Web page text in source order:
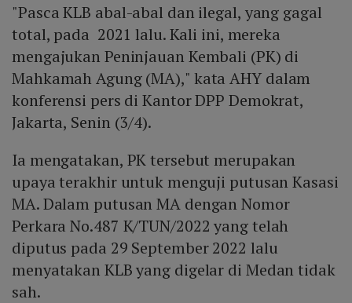
"Pasca KLB abal-abal dan ilegal, yang gagal
total, pada 2021 lalu. Kali ini, mereka
mengajukan Peninjauan Kembali (PK) di
Mahkamah Agung (MA)," kata AHY dalam
konferensi pers di Kantor DPP Demokrat,
Jakarta, Senin (3/4).
Ia mengatakan, PK tersebut merupakan
upaya terakhir untuk menguji putusan Kasasi
MA. Dalam putusan MA dengan Nomor
Perkara No.487 K/TUN/2022 yang telah
diputus pada 29 September 2022 lalu
menyatakan KLB yang digelar di Medan tidak
sah.